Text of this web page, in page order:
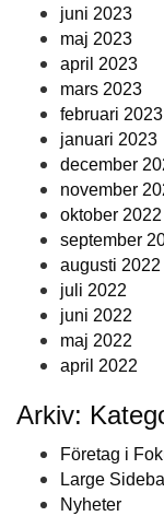
juni 2023
maj 2023
april 2023
mars 2023
februari 2023
januari 2023
december
november
oktober 2022
september
augusti 2022
juli 2022
juni 2022
maj 2022
april 2022
Arkiv:
Företag i
Large
Nyheter